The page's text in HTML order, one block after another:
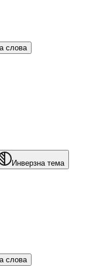
слова
Инверзна тема
слова